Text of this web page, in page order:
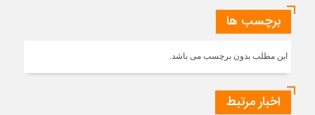
برچسب ها
این مطلب بدون برچسب می باشد.
اخبار مرتبط